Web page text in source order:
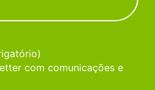
com comunicações e